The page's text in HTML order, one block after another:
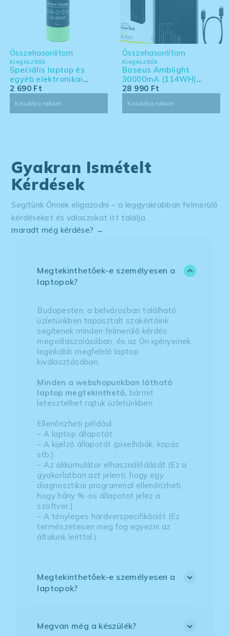
Kiegészítők
Speciális laptop és
egyéb elektronikai
eszköz tisztító készlet -
Összehasonlítom
2 690 Ft
Kosárba rakom
Kiegészítők
Baseus Amblight
30000mA (114WH)
powerbank - Laptoppal
Összehasonlítom
28 990 Ft
Kosárba rakom
Gyakran Ismételt
Kérdések
Segítünk Önnek eligazodni – a leggyakrabban felmerülő
kérdéseket és válaszokat itt találja.
maradt még kérdése? →
Megtekinthetőek-e személyesen a
laptopok?
Budapesten, a belvárosban található
üzletünkben tapasztalt szakértőink
segítenek minden felmerülő kérdés
megválaszolásában, és az Ön igényeinek
leginkább megfelelő laptop
kiválasztásában.
Minden a webshopunkban látható
laptop megtekinthető, bármit
letesztelhet rajtuk üzletünkben.
Ellenőrizheti például:
– A laptop állapotát
– A kijelző állapotát (pixelhibák, kopás
stb.)
– Az akkumulátor elhasználódását (Ez a
gyakorlatban azt jelenti, hogy egy
diagnosztikai programmal ellenőrizheti,
hogy hány %-os állapotot jelez a
szoftver.)
– A tényleges hardverspecifikációt (Ez
természetesen meg fog egyezni az
általunk leírttal.)
Megtekinthetőek-e személyesen a
laptopok?
Megvan még a készülék?